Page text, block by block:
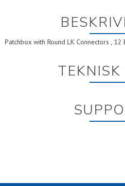
Patchbox with Round LK Connectors ,
TEKNISK